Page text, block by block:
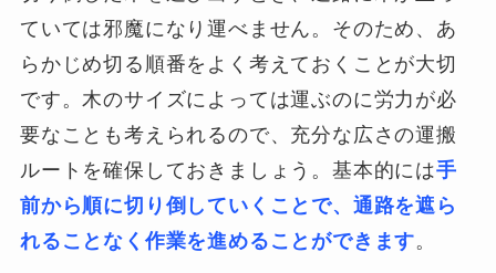
ていては邪魔になり運べません。そのため、あ
らかじめ切る順番をよく考えておくことが大切
です。木のサイズによっては運ぶのに労力が必
要なことも考えられるので、充分な広さの運搬
ルートを確保しておきましょう。基本的には手
前から順に切り倒していくことで、通路を遮ら
れることなく作業を進めることができます。